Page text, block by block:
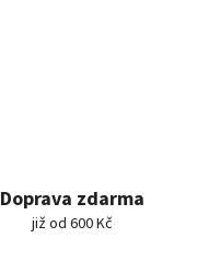
Doprava zdarma
již od 600 Kč